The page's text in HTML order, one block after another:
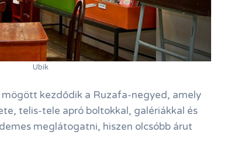
Ubik
kezdődik a Ruzafa-negyed, amely
telis-tele apró boltokkal, galériákkal és
meglátogatni, hiszen olcsóbb árut